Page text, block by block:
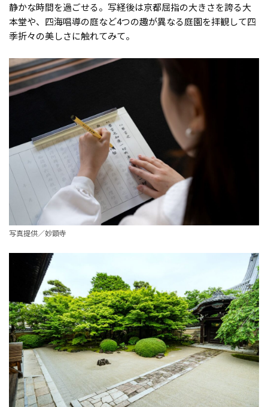
静かな時間を過ごせる。写経後は京都屈指の大きさを誇る大
本堂や、四海唱導の庭など4つの趣が異なる庭園を拝観して四
季折々の美しさに触れてみて。
写真提供／妙顕寺